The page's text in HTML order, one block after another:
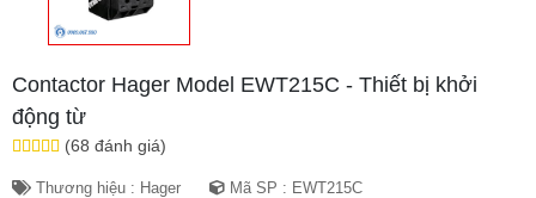
Contactor Hager Model EWT215C - Thiết bị khởi
động từ
(68 đánh giá)
Thương hiệu : Hager Mã SP : EWT215C